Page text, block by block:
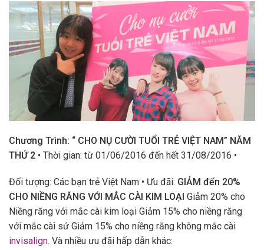
Chương Trình: “ CHO NỤ CƯỜI TUỔI TRẺ VIỆT NAM” NĂM
THỨ 2 • Thời gian: từ 01/06/2016 đến hết 31/08/2016 •
Đối tượng: Các bạn trẻ Việt Nam • Ưu đãi: GIẢM đến 20%
CHO NIỀNG RĂNG VỚI MẮC CÀI KIM LOẠI Giảm 20% cho
Niềng răng với mắc cài kim loại Giảm 15% cho niềng răng
với mắc cài sứ Giảm 15% cho niềng răng không mắc cài
invisalign. Và nhiều ưu đãi hấp dẫn khác: